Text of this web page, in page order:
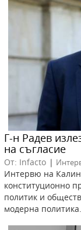
Г-н Радев
на съгласие
От: Infacto |
Интервю на
конституционно
политик и
модерна политика.